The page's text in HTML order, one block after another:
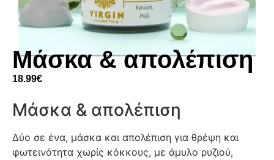
Μάσκα & απολέπιση
18.99€
Μάσκα & απολέπιση
Δύο σε ένα, μάσκα και απολέπιση για θρέψη και
φωτεινότητα χωρίς κόκκους, με άμυλο ρυζιού,